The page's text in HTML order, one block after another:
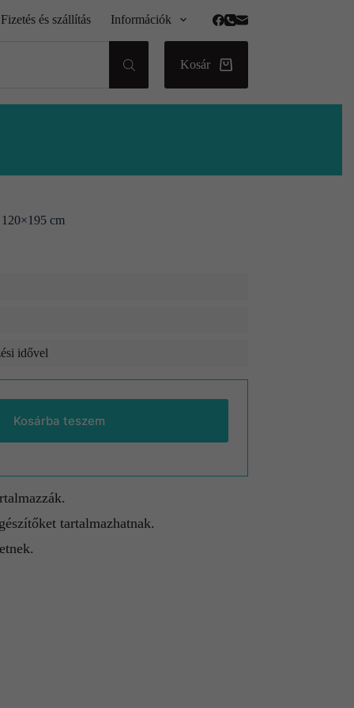
Fizetés és szállítás Információk
Kosár
cm
idővel
Kosárba teszem
tartalmazhatnak.